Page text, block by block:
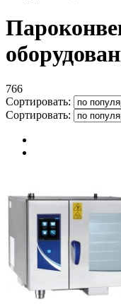
766
Сортировать:
Сортировать: